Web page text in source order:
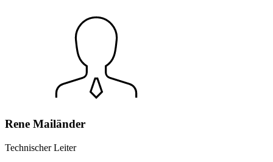
Rene Mailänder
Technischer Leiter